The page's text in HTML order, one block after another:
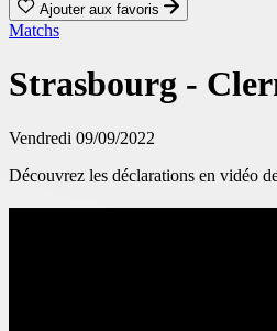
Ajouter aux favoris
Matchs
Strasbourg -
Vendredi 09/09/2022
Découvrez les déclarations en vidéo